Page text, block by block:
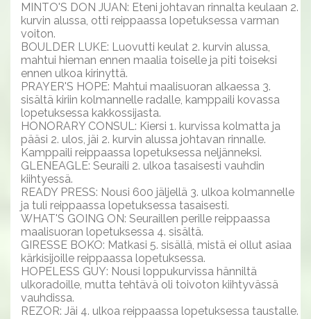
MINTO'S DON JUAN: Eteni johtavan rinnalta keulaan 2.
kurvin alussa, otti reippaassa lopetuksessa varman
voiton.
BOULDER LUKE: Luovutti keulat 2. kurvin alussa,
mahtui hieman ennen maalia toiselle ja piti toiseksi
ennen ulkoa kirinyttä.
PRAYER'S HOPE: Mahtui maalisuoran alkaessa 3.
sisältä kiriin kolmannelle radalle, kamppaili kovassa
lopetuksessa kakkossijasta.
HONORARY CONSUL: Kiersi 1. kurvissa kolmatta ja
pääsi 2. ulos, jäi 2. kurvin alussa johtavan rinnalle.
Kamppaili reippaassa lopetuksessa neljänneksi.
GLENEAGLE: Seuraili 2. ulkoa tasaisesti vauhdin
kiihtyessä.
READY PRESS: Nousi 600 jäljellä 3. ulkoa kolmannelle
ja tuli reippaassa lopetuksessa tasaisesti.
WHAT'S GOING ON: Seuraillen perille reippaassa
maalisuoran lopetuksessa 4. sisältä.
GIRESSE BOKO: Matkasi 5. sisällä, mistä ei ollut asiaa
kärkisijoille reippaassa lopetuksessa.
HOPELESS GUY: Nousi loppukurvissa hänniltä
ulkoradoille, mutta tehtävä oli toivoton kiihtyvässä
vauhdissa.
REZOR: Jäi 4. ulkoa reippaassa lopetuksessa taustalle.